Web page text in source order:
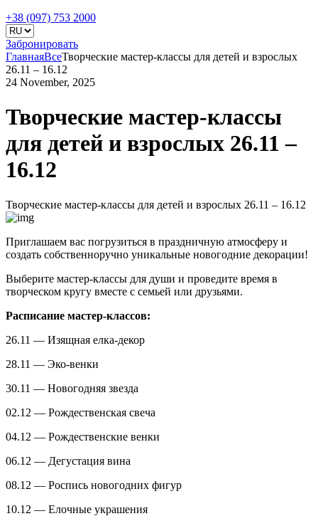
+38 (097) 753 2000
Забронировать
ГлавнаяВсеТворческие мастер-классы для детей и взрослых
26.11 – 16.12
24 November, 2025
Творческие мастер-классы
для детей и взрослых 26.11 –
16.12
Творческие мастер-классы для детей и взрослых 26.11 – 16.12
Приглашаем вас погрузиться в праздничную атмосферу и
создать собственноручно уникальные новогодние декорации!
Выберите мастер-классы для души и проведите время в
творческом кругу вместе с семьей или друзьями.
Расписание мастер-классов:
26.11 — Изящная елка-декор
28.11 — Эко-венки
30.11 — Новогодняя звезда
02.12 — Рождественская свеча
04.12 — Рождественские венки
06.12 — Дегустация вина
08.12 — Роспись новогодних фигур
10.12 — Елочные украшения